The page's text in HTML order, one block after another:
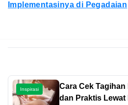
Implementasinya di Pegadaian
Inspirasi
Cara Cek
dan Praktis Lewat